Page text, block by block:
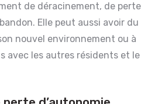
de déracinement, de perte
Elle peut aussi avoir du
nouvel environnement ou à
avec les autres résidents et le